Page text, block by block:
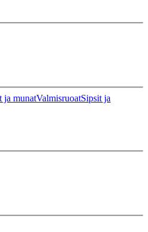
ja munatValmisruoatSipsit ja